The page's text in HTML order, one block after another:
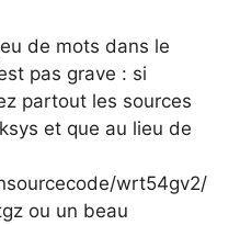
de mots dans le
pas grave : si
partout les sources
et que au lieu de
wrt54gv2/
ou un beau